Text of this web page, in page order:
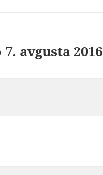
avgusta 2016